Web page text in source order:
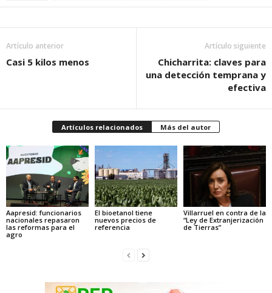
Artículo anterior
Casi 5 kilos menos
Artículo siguiente
Chicharrita: claves para
una detección temprana y
efectiva
Artículos relacionados Más del autor
Aapresid: funcionarios
nacionales repasaron
las reformas para el
agro
El bioetanol tiene
nuevos precios de
referencia
Villarruel en contra de la
“Ley de Extranjerización
de Tierras”